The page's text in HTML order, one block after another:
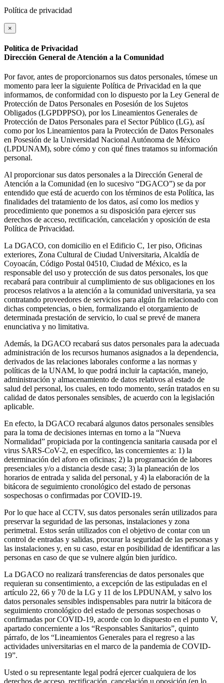
Política de privacidad
×
Política de Privacidad
Dirección General de Atención a la Comunidad
Por favor, antes de proporcionarnos sus datos personales, tómese un
momento para leer la siguiente Política de Privacidad en la que
informamos, de conformidad con lo dispuesto por la Ley General de
Protección de Datos Personales en Posesión de los Sujetos
Obligados (LGPDPPSO), por los Lineamientos Generales de
Protección de Datos Personales para el Sector Público (LG), así
como por los Lineamientos para la Protección de Datos Personales
en Posesión de la Universidad Nacional Autónoma de México
(LPDUNAM), sobre cómo y con qué fines tratamos su información
personal.
Al proporcionar sus datos personales a la Dirección General de
Atención a la Comunidad (en lo sucesivo “DGACO”) se da por
entendido que está de acuerdo con los términos de esta Política, las
finalidades del tratamiento de los datos, así como los medios y
procedimiento que ponemos a su disposición para ejercer sus
derechos de acceso, rectificación, cancelación y oposición de esta
Política de Privacidad.
La DGACO, con domicilio en el Edificio C, 1er piso, Oficinas
exteriores, Zona Cultural de Ciudad Universitaria, Alcaldía de
Coyoacán, Código Postal 04510, Ciudad de México, es la
responsable del uso y protección de sus datos personales, los que
recabará para contribuir al cumplimiento de sus obligaciones en los
procesos relativos a la atención a la comunidad universitaria, ya sea
contratando proveedores de servicios para algún fin relacionado con
dichas competencias, o bien, formalizando el otorgamiento de
determinada prestación de servicio, lo cual se prevé de manera
enunciativa y no limitativa.
Además, la DGACO recabará sus datos personales para la adecuada
administración de los recursos humanos asignados a la dependencia,
derivados de las relaciones laborales conforme a las normas y
políticas de la UNAM, lo que podrá incluir la captación, manejo,
administración y almacenamiento de datos relativos al estado de
salud del personal, los cuales, en todo momento, serán tratados en su
calidad de datos personales sensibles, de acuerdo con la legislación
aplicable.
En efecto, la DGACO recabará algunos datos personales sensibles
para la toma de decisiones internas en torno a la “Nueva
Normalidad” propiciada por la contingencia sanitaria causada por el
virus SARS-CoV-2, en específico, las concernientes a: 1) la
determinación del aforo en oficinas; 2) la programación de labores
presenciales y/o a distancia desde casa; 3) la planeación de los
horarios de entrada y salida del personal, y 4) la elaboración de la
bitácora de seguimiento cronológico del estado de personas
sospechosas o confirmadas por COVID-19.
Por lo que hace al CCTV, sus datos personales serán utilizados para
preservar la seguridad de las personas, instalaciones y zona
perimetral. Estos serán utilizados con el objetivo de contar con un
control de entradas y salidas, procurar la seguridad de las personas y
las instalaciones y, en su caso, estar en posibilidad de identificar a las
personas en caso de que se vulnere algún bien jurídico.
La DGACO no realizará transferencias de datos personales que
requieran su consentimiento, a excepción de las estipuladas en el
artículo 22, 66 y 70 de la LG y 11 de los LPDUNAM, y salvo los
datos personales sensibles indispensables para nutrir la bitácora de
seguimiento cronológico del estado de personas sospechosas o
confirmadas por COVID-19, acorde con lo dispuesto en el punto V,
apartado concerniente a los “Responsables Sanitarios”, quinto
párrafo, de los “Lineamientos Generales para el regreso a las
actividades universitarias en el marco de la pandemia de COVID-
19”.
Usted o su representante legal podrá ejercer cualquiera de los